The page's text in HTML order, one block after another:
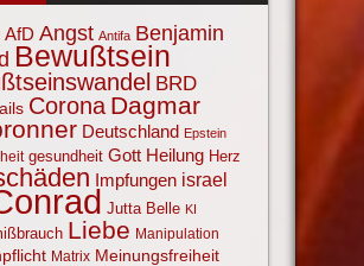
AfD Angst Antifa Benjamin
Bewußtsein
BRD
Corona Dagmar
Deutschland Epstein
gesundheit Gott Heilung Herz
Impfungen israel
Jutta Belle KI
Liebe Manipulation
Matrix Meinungsfreiheit